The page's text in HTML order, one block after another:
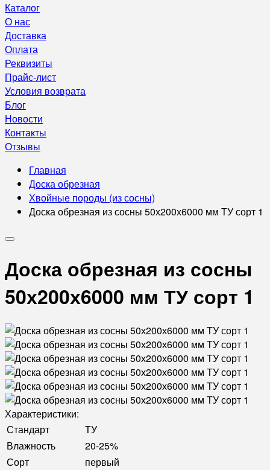
Каталог
О нас
Доставка
Оплата
Реквизиты
Прайс-лист
Условия возврата
Блог
Новости
Контакты
Отзывы
Главная
Доска обрезная
Хвойные породы (из сосны)
Доска обрезная из сосны 50х200х6000 мм ТУ сорт 1
Доска обрезная из сосны
50х200х6000 мм ТУ сорт 1
Характеристики:
Стандарт
ТУ
Влажность
20-25%
Сорт
первый